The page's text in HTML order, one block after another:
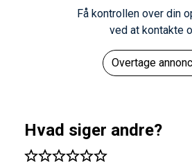
Få kontrollen over din
ved at kontakte
Overtage
Hvad siger andre?